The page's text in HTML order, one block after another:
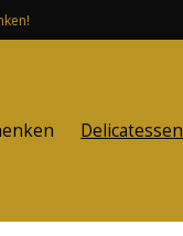
Delicatessen